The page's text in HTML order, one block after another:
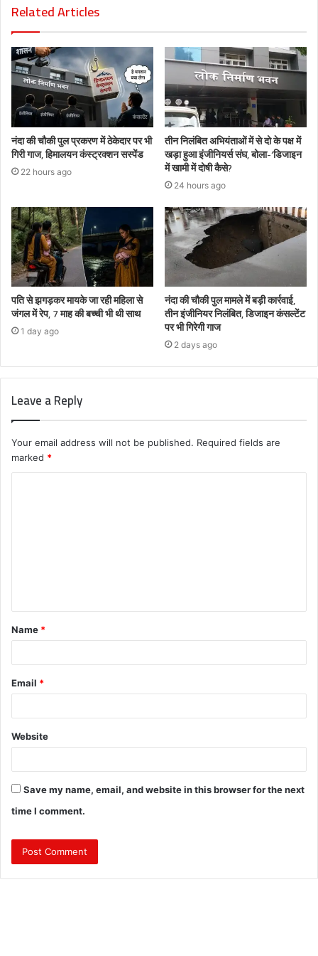
Related Articles
नंदा की चौकी पुल प्रकरण में ठेकेदार पर भी
गिरी गाज, हिमालयन कंस्ट्रक्शन सस्पेंड
22 hours ago
तीन निलंबित अभियंताओं में से दो के पक्ष में
खड़ा हुआ इंजीनियर्स संघ, बोला-‘डिजाइन
में खामी में दोषी कैसे?
24 hours ago
पति से झगड़कर मायके जा रही महिला से
जंगल में रेप, 7 माह की बच्ची भी थी साथ
1 day ago
नंदा की चौकी पुल मामले में बड़ी कार्रवाई,
तीन इंजीनियर निलंबित, डिजाइन कंसल्टेंट
पर भी गिरेगी गाज
2 days ago
Leave a Reply
Your email address will not be published. Required fields are
marked *
t
*
Name *
Email *
Website
Save my name, email, and website in this browser for the next
time I comment.